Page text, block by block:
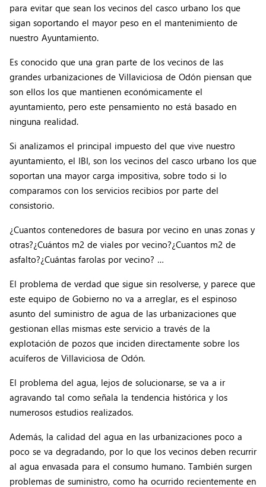
para evitar que sean los vecinos del casco urbano los que
sigan soportando el mayor peso en el mantenimiento de
nuestro Ayuntamiento.
Es conocido que una gran parte de los vecinos de las
grandes urbanizaciones de Villaviciosa de Odón piensan que
son ellos los que mantienen económicamente el
ayuntamiento, pero este pensamiento no está basado en
ninguna realidad.
Si analizamos el principal impuesto del que vive nuestro
ayuntamiento, el IBI, son los vecinos del casco urbano los que
soportan una mayor carga impositiva, sobre todo si lo
comparamos con los servicios recibios por parte del
consistorio.
¿Cuantos contenedores de basura por vecino en unas zonas y
otras?¿Cuántos m2 de viales por vecino?¿Cuantos m2 de
asfalto?¿Cuántas farolas por vecino? …
El problema de verdad que sigue sin resolverse, y parece que
este equipo de Gobierno no va a arreglar, es el espinoso
asunto del suministro de agua de las urbanizaciones que
gestionan ellas mismas este servicio a través de la
explotación de pozos que inciden directamente sobre los
acuíferos de Villaviciosa de Odón.
El problema del agua, lejos de solucionarse, se va a ir
agravando tal como señala la tendencia histórica y los
numerosos estudios realizados.
Además, la calidad del agua en las urbanizaciones poco a
poco se va degradando, por lo que los vecinos deben recurrir
al agua envasada para el consumo humano. También surgen
problemas de suministro, como ha ocurrido recientemente en